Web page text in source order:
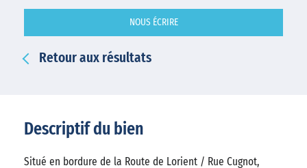
NOUS ÉCRIRE
Retour aux résultats
Descriptif du bien
Situé en bordure de la Route de Lorient / Rue Cugnot,